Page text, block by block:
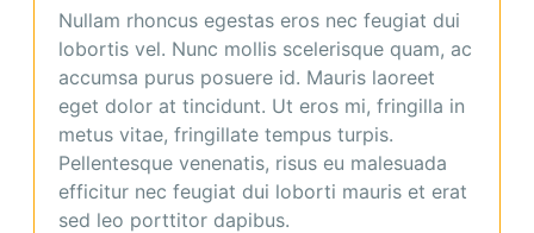
Mauris et erat sed leo porttitor dapibus sed
laoreet sem seduted gravida tiam eleifend
porta neque dolore.
Nullam rhoncus egestas eros nec feugiat dui
lobortis vel. Nunc mollis scelerisque quam, ac
accumsa purus posuere id. Mauris laoreet
eget dolor at tincidunt. Ut eros mi, fringilla in
metus vitae, fringillate tempus turpis.
Pellentesque venenatis, risus eu malesuada
efficitur nec feugiat dui loborti mauris et erat
sed leo porttitor dapibus.